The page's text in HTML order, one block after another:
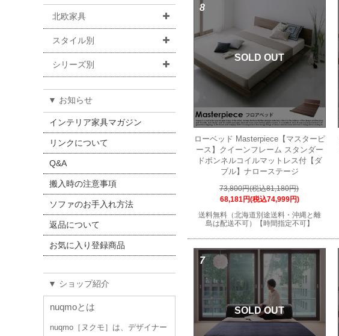
北欧家具
スタイル別
シリーズ別
▼ お知らせ
インテリア家具マガジン
リンクについて
Q&A
搬入時の注意事項
ソファのお手入れ方法
返品について
お気に入り登録商品
▼ ショップ紹介
nuqmoとは
nuqmo［ヌクモ］は、デザイナー
8
SOLD OUT
ローベッド Masterpiece【マスターピ
ース】クイーンフレーム スタンダー
ドボンネルコイルマットレス付【ダ
ブル】ナローステージ
73,800円(税込81,180円)
68,181円(税込74,999円)
送料無料（北海道別途送料・沖縄と離
島は配送不可）【時間指定不可】
7
SOLD OUT